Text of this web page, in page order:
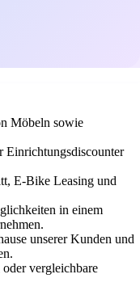
Möbeln sowie
Einrichtungsdiscounter
E-Bike Leasing und
in einem
unserer Kunden und
vergleichbare